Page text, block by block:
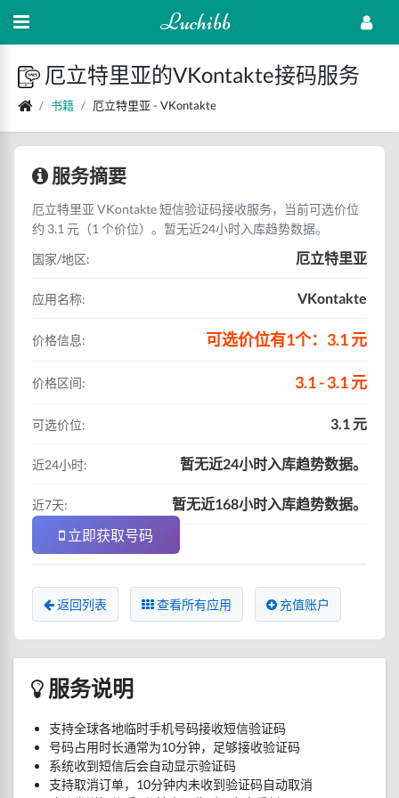
Luchibb
厄立特里亚的VKontakte接码服务
书籍 厄立特里亚 - VKontakte
服务摘要
厄立特里亚 VKontakte 短信验证码接收服务，当前可选价位
约 3.1 元（1 个价位）。暂无近24小时入库趋势数据。
国家/地区:
厄立特里亚
应用名称: VKontakte
价格信息: 可选价位有1个：3.1 元
价格区间: 3.1 - 3.1 元
可选价位: 3.1 元
近24小时: 暂无近24小时入库趋势数据。
近7天:
暂无近168小时入库趋势数据。
立即获取号码
返回列表 查看所有应用 充值账户
服务说明
支持全球各地临时手机号码接收短信验证码
号码占用时长通常为10分钟，足够接收验证码
系统收到短信后会自动显示验证码
支持取消订单，10分钟内未收到验证码自动取消